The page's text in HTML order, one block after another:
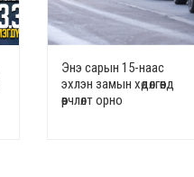
Энэ сарын 15-наас
эхлэн замын хөдөлгөөнд
өөрчлөлт орно